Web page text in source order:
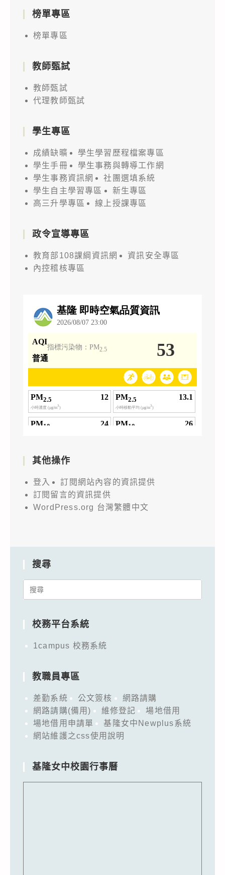
榜單專區
榜單專區
教師甄試
教師甄試
代理教師甄試
學生專區
成績缺曠
學生學習歷程檔案專區
學生手冊
學生事務與轉導工作網
學生事務資訊網
社團選填系統
學生自主學習專區
新生專區
高三升學專區
線上授課專區
政令宣導專區
教育部108課綱資訊網
資訊安全專區
內控稽核專區
其他操作
登入
訂閱網站內容的資訊提供
訂閱留言的資訊提供
WordPress.org 台灣繁體中文
搜尋
Search
校務平台系統
1campus 校務系統
教職員專區
差勤系統 公文簽核
網路請購
網路請購(備用)
維修登記
場地借用
場地借用申請單
基隆女中Newplus系統
網站維護之css使用說明
基隆女中校園行事曆